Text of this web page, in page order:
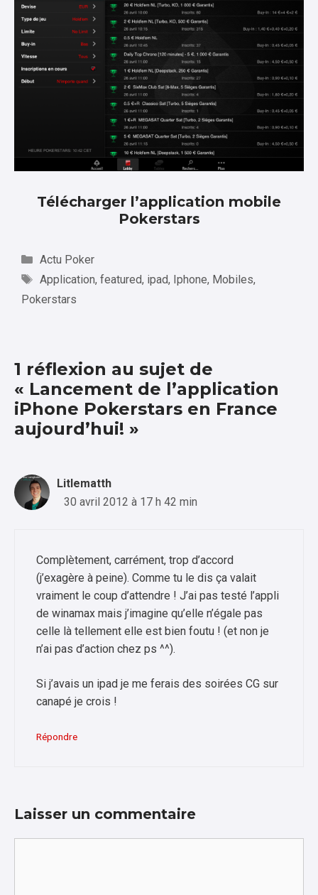
Télécharger l’application mobile
Pokerstars
Catégories
Actu Poker
Étiquettes
Application, featured, ipad, Iphone, Mobiles,
Pokerstars
1 réflexion au sujet de
« Lancement de l’application
iPhone Pokerstars en France
aujourd’hui! »
Litlematth
30 avril 2012 à 17 h 42 min
Complètement, carrément, trop d’accord
(j’exagère à peine). Comme tu le dis ça valait
vraiment le coup d’attendre ! J’ai pas testé l’appli
de winamax mais j’imagine qu’elle n’égale pas
celle là tellement elle est bien foutu ! (et non je
n’ai pas d’action chez ps ^^).
Si j’avais un ipad je me ferais des soirées CG sur
canapé je crois !
Répondre
Laisser un commentaire